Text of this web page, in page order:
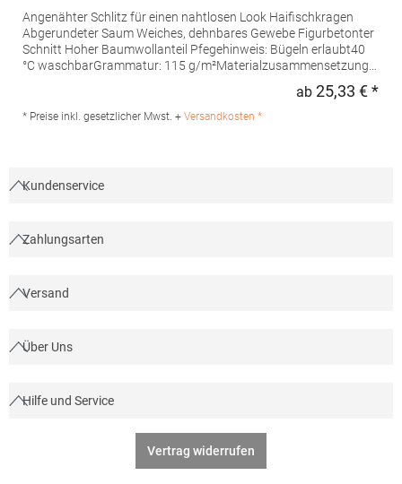
Angenähter Schlitz für einen nahtlosen Look Haifischkragen
Abgerundeter Saum Weiches, dehnbares Gewebe Figurbetonter
Schnitt Hoher Baumwollanteil Pfegehinweis: Bügeln erlaubt40
°C waschbarGrammatur: 115 g/m²Materialzusammensetzung:
Produktsicherheit: Herst.-Nr.: PR244 Hersteller: Premier Clothing
Ltd President Kennedylaan 19 Office 3.39 2517JK Gravenhage
ab 25,33 € *
* Preise inkl. gesetzlicher Mwst. + Versandkosten *
Kundenservice
Zahlungsarten
Versand
Über Uns
Hilfe und Service
Vertrag widerrufen